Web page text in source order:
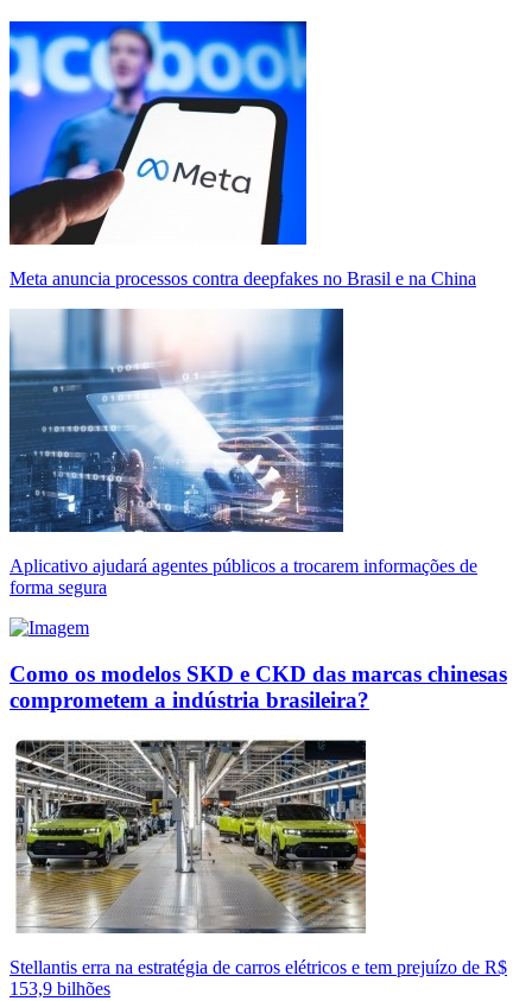
Meta anuncia processos contra deepfakes no Brasil e na China
Aplicativo ajudará agentes públicos a trocarem informações de
forma segura
Como os modelos SKD e CKD das marcas chinesas
comprometem a indústria brasileira?
Stellantis erra na estratégia de carros elétricos e tem prejuízo de R$
153,9 bilhões